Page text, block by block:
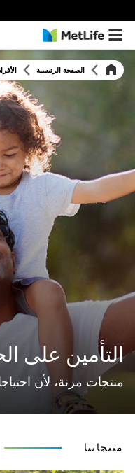
الصفحة الرئيسية
التأمين على
منتجات مرنة، لأن
منتجاتنا